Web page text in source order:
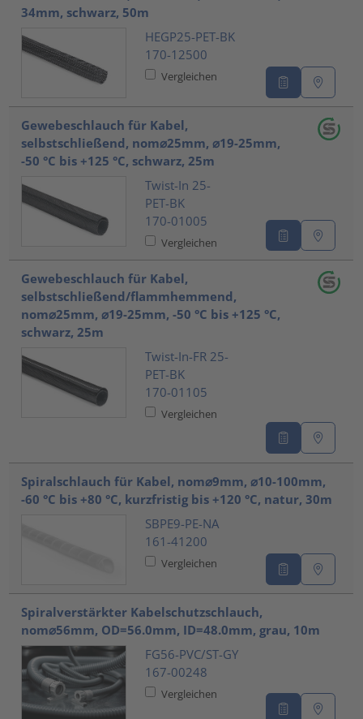
34mm, schwarz, 50m
HEGP25-PET-BK
170-12500
Vergleichen
Gewebeschlauch für Kabel,
selbstschließend, nom⌀25mm, ⌀19-25mm,
-50 °C bis +125 °C, schwarz, 25m
Twist-In 25-
PET-BK
170-01005
Vergleichen
Gewebeschlauch für Kabel,
selbstschließend/flammhemmend,
nom⌀25mm, ⌀19-25mm, -50 °C bis +125 °C,
schwarz, 25m
Twist-In-FR 25-
PET-BK
170-01105
Vergleichen
Spiralschlauch für Kabel, nom⌀9mm, ⌀10-100mm,
-60 °C bis +80 °C, kurzfristig bis +120 °C, natur, 30m
SBPE9-PE-NA
161-41200
Vergleichen
Spiralverstärkter Kabelschutzschlauch,
nom⌀56mm, OD=56.0mm, ID=48.0mm, grau, 10m
FG56-PVC/ST-GY
167-00248
Vergleichen